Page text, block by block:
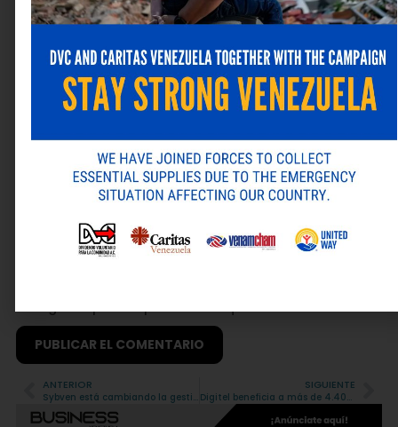
Nombre*
Correo electrónico*
Alternative:
ANTERIOR
Sybven está cambiando la gestión de la experiencia de clientes y colaboradores en Latinoamérica
SIGUIENTE
Digitel beneficia a más de 4.400 personas gracias al financiamiento de 15 proyectos sociales